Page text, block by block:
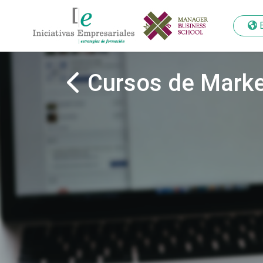
Cursos de